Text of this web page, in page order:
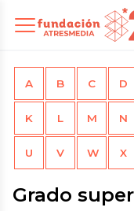
A B C D
K L M N
U V W X
Grado